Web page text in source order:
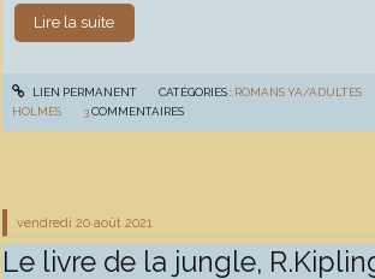
Lire la suite
LIEN PERMANENT CATÉGORIES : ROMANS YA/ADULTES
HOLMES
3 COMMENTAIRES
vendredi 20 août 2021
Le livre de la jungle,